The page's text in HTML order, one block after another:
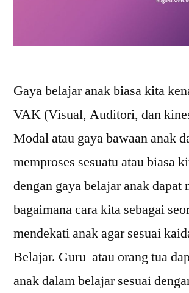
Gaya belajar anak biasa kita
VAK (Visual, Auditori, dan
Modal atau gaya bawaan anak
memproses sesuatu atau biasa
dengan gaya belajar anak dapat
bagaimana cara kita sebagai
mendekati anak agar sesuai
Belajar. Guru atau orang tua
anak dalam belajar sesuai